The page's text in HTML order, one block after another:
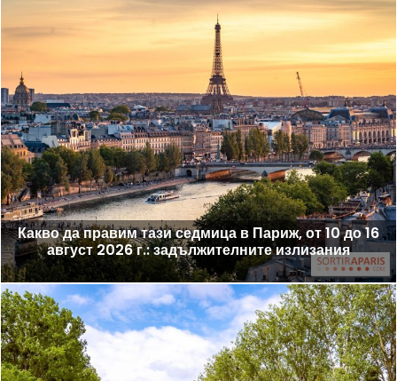
Какво да правим тази седмица в Париж, от 10 до 16
август 2026 г.: задължителните излизания